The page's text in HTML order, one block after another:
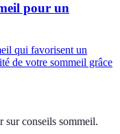
pour un
qui favorisent un
de votre sommeil grâce
sur conseils sommeil.